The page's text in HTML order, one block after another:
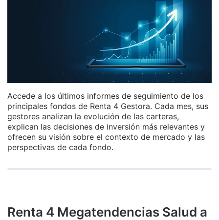
Accede a los últimos informes de seguimiento de los
principales fondos de Renta 4 Gestora. Cada mes, sus
gestores analizan la evolución de las carteras,
explican las decisiones de inversión más relevantes y
ofrecen su visión sobre el contexto de mercado y las
perspectivas de cada fondo.
Renta 4 Megatendencias Salud a